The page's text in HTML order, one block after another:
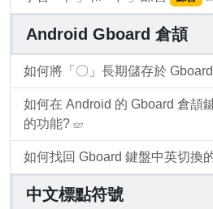
Android Gboard 倉頡
如何將「〇」長期儲存於
如何在 Android 的 Gboard 倉頡
的功能? 527
如何找回 Gboard 鍵盤中英切換
中文標點符號